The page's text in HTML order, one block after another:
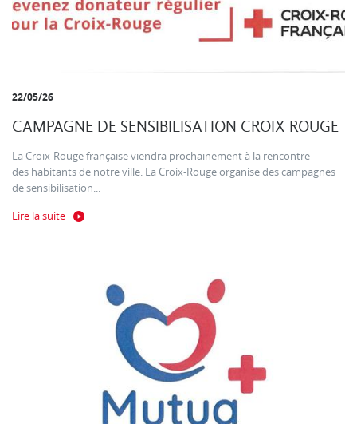
22/05/26
CAMPAGNE DE SENSIBILISATION CROIX ROUGE
La Croix-Rouge française viendra prochainement à la rencontre
des habitants de notre ville. La Croix-Rouge organise des campagnes
de sensibilisation...
Lire la suite